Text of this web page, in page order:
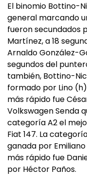
El binomio Bottino-
general marcando
fueron secundados
Martínez, a 18
Arnaldo González-
segundos del
también, Bottino-
formado por Lino
más rápido fue
Volkswagen Senda
categoría A2 el
Fiat 147. La
ganada por
más rápido fue
por Héctor Paños.